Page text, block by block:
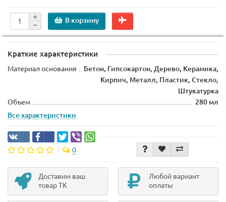
В корзину
Краткие характеристики
Материал основания
Бетон, Гипсокартон, Дерево, Керамика,
Кирпич, Металл, Пластик, Стекло,
Штукатурка
Объем
280 мл
Все характеристики
0
Доставим ваш
товар ТК
Любой вариант
оплаты